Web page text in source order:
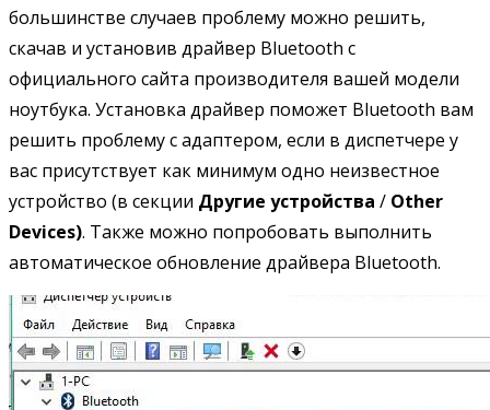
большинстве случаев проблему можно решить,
скачав и установив драйвер Bluetooth с
официального сайта производителя вашей модели
ноутбука. Установка драйвер поможет Bluetooth вам
решить проблему с адаптером, если в диспетчере у
вас присутствует как минимум одно неизвестное
устройство (в секции Другие устройства / Other
Devices). Также можно попробовать выполнить
автоматическое обновление драйвера Bluetooth.